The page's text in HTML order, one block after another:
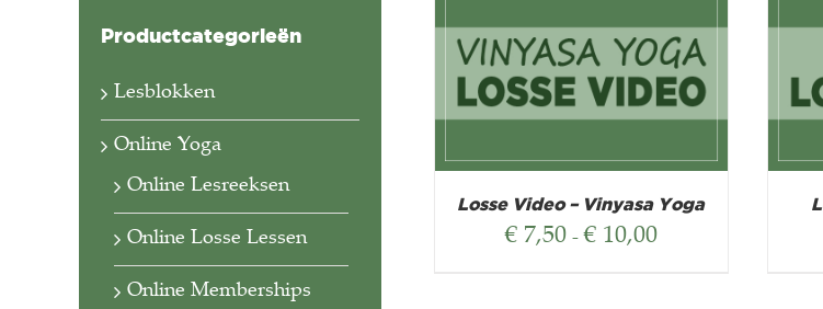
Losse Video – Vinyasa Yoga
€7,50 - €10,00Prijsklasse:
Productcategorieën
Lesblokken
Online Yoga
Online Lesreeksen
Online Losse Lessen
Online Memberships